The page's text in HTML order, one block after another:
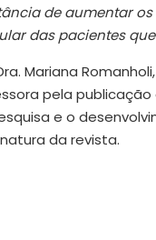
de aumentar
das pacientes
Mariana
pela
e o
da revista.